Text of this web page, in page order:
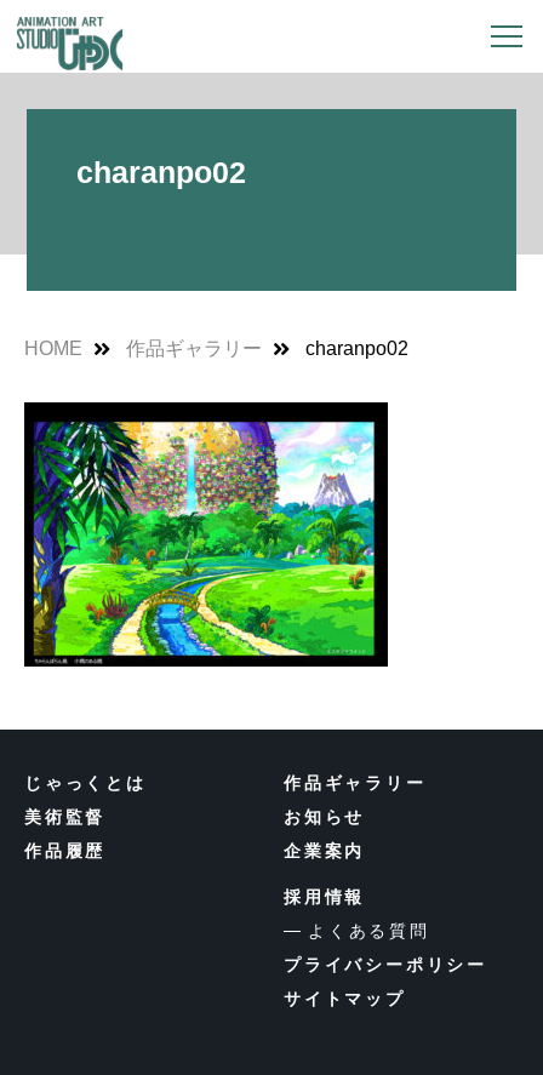
charanpo02
HOME 作品ギャラリー charanpo02
じゃっくとは
美術監督
作品履歴
作品ギャラリー
お知らせ
企業案内
採用情報
よくある質問
プライバシーポリシー
サイトマップ